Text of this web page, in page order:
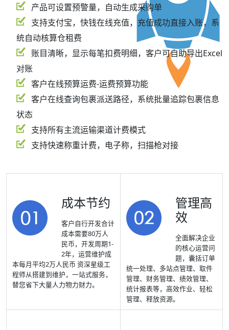
产品可设置预警量，自动生成采购单
支持支付宝，快钱在线充值，充值成功直接入账，系
统自动核算仓租费
账目清晰，显示每笔扣费明细，客户可自助导出Excel
对账
客户在线预算运费-运费预算功能
客户在线查询包裹派送路径，系统批量追踪包裹信息
状态
支持所有主流运输渠道计费模式
支持快速称重计费，电子称，扫描枪对接
成本节约
客户自行开发合计
成本需要80万人
民币，开发周期1-
2年，运营维护成
本每月平均2万人民币 资深星级工
程师从搭建到维护，一站式服务，
替您省下大量人力物力财力。
管理高
效
全面解决企业
的核心运营问
题，囊括订单
统一处理、多站点管理、取件
管理、财务管理、绩效管理、
统计报表等，高效作业、轻松
管理、释放资源。